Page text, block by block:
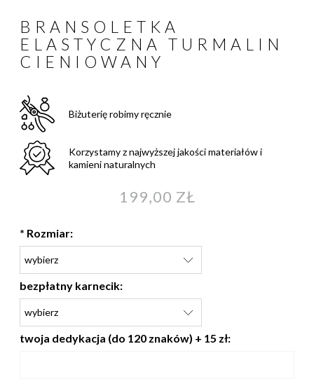
BRANSOLETKA
ELASTYCZNA TURMALIN
CIENIOWANY
Biżuterię robimy ręcznie
Korzystamy z najwyższej jakości materiałów i
kamieni naturalnych
199,00 ZŁ
* Rozmiar:
bezpłatny karnecik:
twoja dedykacja (do 120 znaków) + 15 zł: